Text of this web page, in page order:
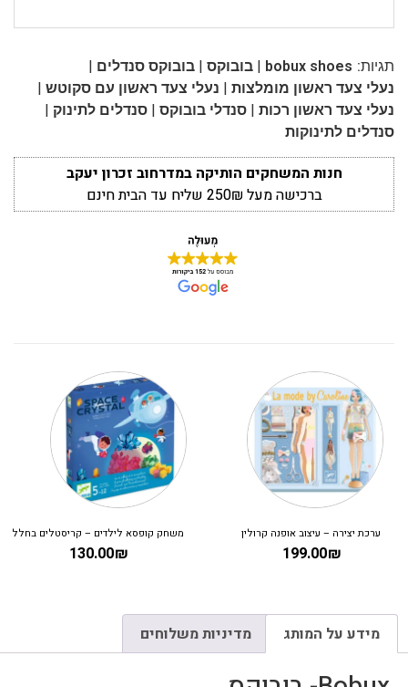
תגיות: bobux shoes
| בובוקס | בובוקס סנדלים |
נעלי צעד ראשון מומלצות | נעלי צעד ראשון עם סקוטש |
נעלי צעד ראשון רכות | סנדלי בובוקס | סנדלים לתינוק |
סנדלים לתינוקות
חנות המשחקים הותיקה במדרחוב זכרון יעקב
ברכישה מעל 250₪ שליח עד הבית חינם
ערכת יצירה – עיצוב אופנה קרולין
199.00₪
משחק קופסא לילדים – קריסטלים בחלל
130.00₪
מידע על המותג מדיניות משלוחים